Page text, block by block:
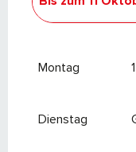
Montag
Dienstag